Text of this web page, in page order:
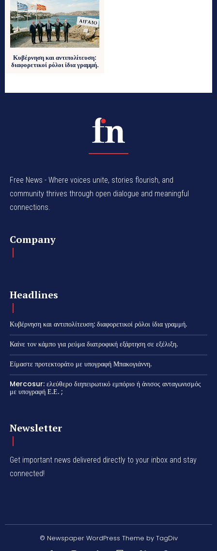
Κυβέρνηση και αντιπολίτευση:
διαφορετικοί ρόλοι ίδια γραμμή.
Free News - Where voices unite, stories flourish, and
community thrives through open dialogue and meaningful
connections.
Company
Headlines
Κυβέρνηση και αντιπολίτευση: διαφορετικοί ρόλοι ίδια γραμμή.
Καίνε τον κάμπο για ρεύμα διατροφική εξάρτηση σε εξέλιξη.
Είμαστε προτεκτοράτο με υπογραφή Μπακογιάννη.
Mercosur: ελεύθερο διηπειρωτικό εμπόριο ή άνισος ανταγωνισμός
με υπογραφή Ε.Ε. ;
Newsletter
Get important news delivered directly to your inbox and stay
connected!
© Newspaper WordPress Theme by TagDiv